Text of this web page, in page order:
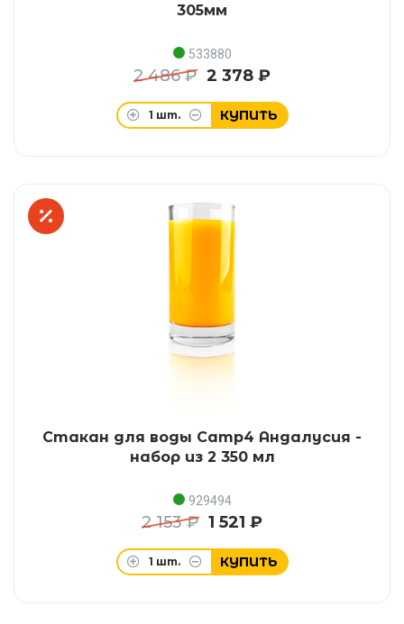
305мм
533880
2 486 ₽ 2 378 ₽
1 шт. КУПИТЬ
Стакан для воды Camp4 Андалусия -
набор из 2 350 мл
929494
2 153 ₽ 1 521 ₽
1 шт. КУПИТЬ